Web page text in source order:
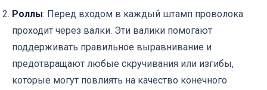
Роллы: Перед входом в каждый штамп проволока
проходит через валки. Эти валики помогают
поддерживать правильное выравнивание и
предотвращают любые скручивания или изгибы,
которые могут повлиять на качество конечного